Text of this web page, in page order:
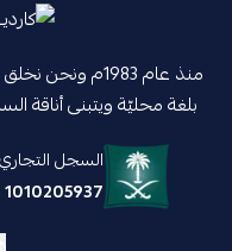
منذ عام 1983م
بلغة محليّة ويتبنى أناقة
السجل التجاري
1010205937